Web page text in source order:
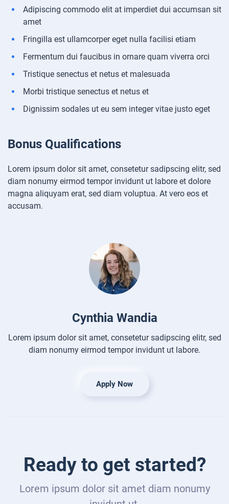
Adipiscing commodo elit at imperdiet dui accumsan sit
amet
Fringilla est ullamcorper eget nulla facilisi etiam
Fermentum dui faucibus in ornare quam viverra orci
Tristique senectus et netus et malesuada
Morbi tristique senectus et netus et
Dignissim sodales ut eu sem integer vitae justo eget
Bonus Qualifications
Lorem ipsum dolor sit amet, consetetur sadipscing elitr, sed
diam nonumy eirmod tempor invidunt ut labore et dolore
magna aliquyam erat, sed diam voluptua. At vero eos et
accusam.
Cynthia Wandia
Lorem ipsum dolor sit amet, consetetur sadipscing elitr, sed
diam nonumy eirmod tempor invidunt ut labore.
Apply Now
Ready to get started?
Lorem ipsum dolor sit amet diam nonumy